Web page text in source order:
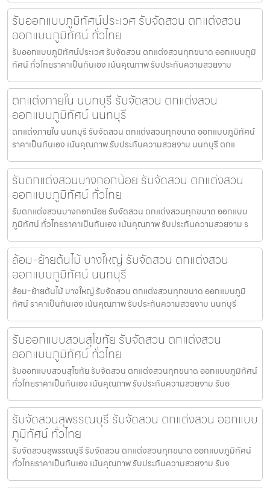
รับออกแบบภูมิทัศน์ประเวศ รับจัดสวน ตกแต่งสวน
ออกแบบภูมิทัศน์ ทั่วไทย
รับออกแบบภูมิทัศน์ประเวศ รับจัดสวน ตกแต่งสวนทุกขนาด ออกแบบภูมิ
ทัศน์ ทั่วไทยราคาเป็นกันเอง เน้นคุณภาพ รับประกันความสวยงาม
ตกแต่งภายใน นนทบุรี รับจัดสวน ตกแต่งสวน
ออกแบบภูมิทัศน์ นนทบุรี
ตกแต่งภายใน นนทบุรี รับจัดสวน ตกแต่งสวนทุกขนาด ออกแบบภูมิทัศน์
ราคาเป็นกันเอง เน้นคุณภาพ รับประกันความสวยงาม นนทบุรี ตกแ
รับตกแต่งสวนบางกอกน้อย รับจัดสวน ตกแต่งสวน
ออกแบบภูมิทัศน์ ทั่วไทย
รับตกแต่งสวนบางกอกน้อย รับจัดสวน ตกแต่งสวนทุกขนาด ออกแบบ
ภูมิทัศน์ ทั่วไทยราคาเป็นกันเอง เน้นคุณภาพ รับประกันความสวยงาม ร
ล้อม-ย้ายต้นไม้ บางใหญ่ รับจัดสวน ตกแต่งสวน
ออกแบบภูมิทัศน์ นนทบุรี
ล้อม-ย้ายต้นไม้ บางใหญ่ รับจัดสวน ตกแต่งสวนทุกขนาด ออกแบบภูมิ
ทัศน์ ราคาเป็นกันเอง เน้นคุณภาพ รับประกันความสวยงาม นนทบุรี
รับออกแบบสวนสุโขทัย รับจัดสวน ตกแต่งสวน
ออกแบบภูมิทัศน์ ทั่วไทย
รับออกแบบสวนสุโขทัย รับจัดสวน ตกแต่งสวนทุกขนาด ออกแบบภูมิทัศน์
ทั่วไทยราคาเป็นกันเอง เน้นคุณภาพ รับประกันความสวยงาม รับอ
รับจัดสวนสุพรรณบุรี รับจัดสวน ตกแต่งสวน ออกแบบ
ภูมิทัศน์ ทั่วไทย
รับจัดสวนสุพรรณบุรี รับจัดสวน ตกแต่งสวนทุกขนาด ออกแบบภูมิทัศน์
ทั่วไทยราคาเป็นกันเอง เน้นคุณภาพ รับประกันความสวยงาม รับจ